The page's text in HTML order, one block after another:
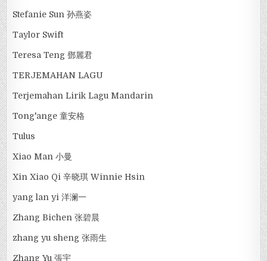
Stefanie Sun 孙燕姿
Taylor Swift
Teresa Teng 鄧麗君
TERJEMAHAN LAGU
Terjemahan Lirik Lagu Mandarin
Tong'ange 童安格
Tulus
Xiao Man 小曼
Xin Xiao Qi 辛晓琪 Winnie Hsin
yang lan yi 洋澜一
Zhang Bichen 张碧晨
zhang yu sheng 张雨生
Zhang Yu 張宇